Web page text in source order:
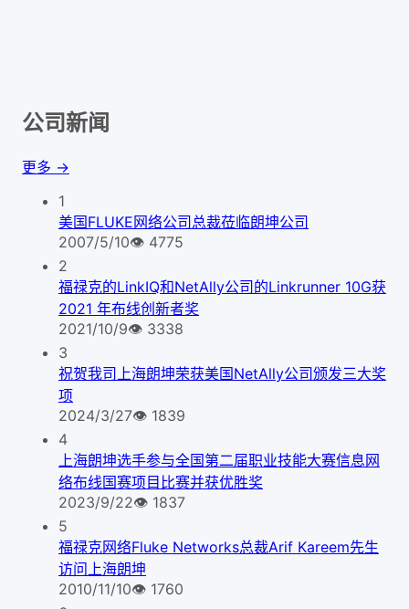
公司新闻
更多 →
1
美国FLUKE网络公司总裁莅临朗坤公司
2007/5/10👁 4775
2
福禄克的LinkIQ和NetAlly公司的Linkrunner 10G获
2021 年布线创新者奖
2021/10/9👁 3338
3
祝贺我司上海朗坤荣获美国NetAlly公司颁发三大奖
项
2024/3/27👁 1839
4
上海朗坤选手参与全国第二届职业技能大赛信息网
络布线国赛项目比赛并获优胜奖
2023/9/22👁 1837
5
福禄克网络Fluke Networks总裁Arif Kareem先生
访问上海朗坤
2010/11/10👁 1760